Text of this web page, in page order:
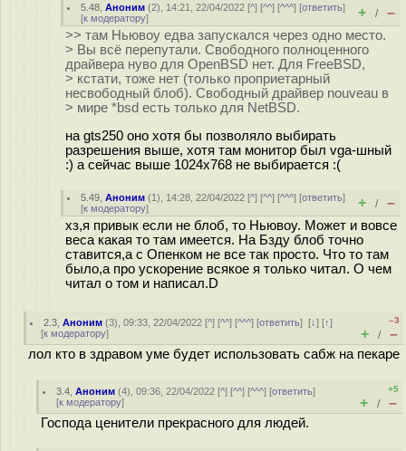
5.48 ,Аноним (2), 14:21, 22/04/2022 [^] [^^] [^^^] [ответить]
[к модератору] + / –
>> там Ньювоу едва запускался через одно место.
> Вы всё перепутали. Свободного полноценного
драйвера нуво для OpenBSD нет. Для FreeBSD,
> кстати, тоже нет (только проприетарный
несвободный блоб). Свободный драйвер nouveau в
> мире *bsd есть только для NetBSD.
на gts250 оно хотя бы позволяло выбирать
разрешения выше, хотя там монитор был vga-шный
:) а сейчас выше 1024x768 не выбирается :(
5.49 ,Аноним (1), 14:28, 22/04/2022 [^] [^^] [^^^] [ответить]
[к модератору] + / –
хз,я привык если не блоб, то Ньювоу. Может и вовсе
веса какая то там имеется. На Бзду блоб точно
ставится,а с Опенком не все так просто. Что то там
было,а про ускорение всякое я только читал. О чем
читал о том и написал.D
2.3 ,Аноним (3), 09:33, 22/04/2022 [^] [^^] [^^^] [ответить][↓] [↑]
[к модератору]
–3
+ / –
лол кто в здравом уме будет использовать сабж на пекаре
3.4 ,Аноним (4), 09:36, 22/04/2022 [^] [^^] [^^^] [ответить]
[к модератору]
+5
+ / –
Господа ценители прекрасного для людей.